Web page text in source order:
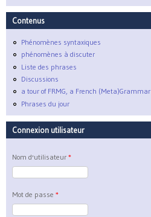
Contenus
Phénomènes syntaxiques
phénomènes à discuter
Liste des phrases
Discussions
a tour of FRMG, a French (Meta)Grammar
Phrases du jour
Connexion utilisateur
Nom d'utilisateur *
Mot de passe *